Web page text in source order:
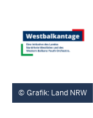
Grafik: Land NRW